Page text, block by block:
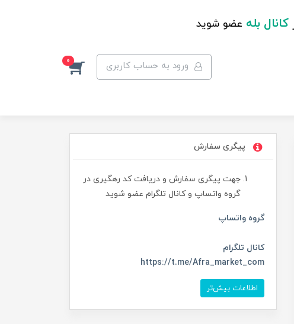
کانال بله عضو شوید
ورود به حساب کاربری 0
پیگری سفارش
جهت پیگری سفارش و دریافت کد رهگیری در
گروه واتساپ و کانال تلگرام عضو شوید
گروه واتساپ
کانال تلگرام
https://t.me/Afra_market_com
اطلاعات بیش‌تر